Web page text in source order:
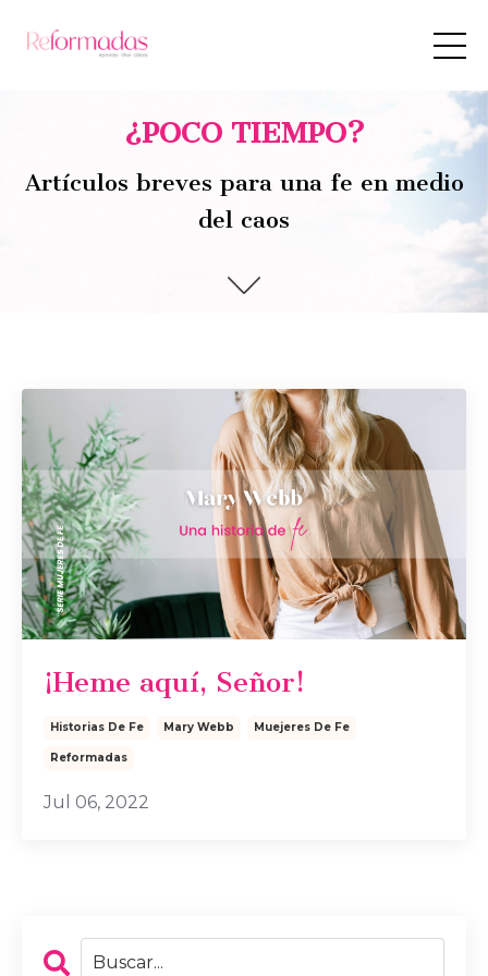
¿POCO TIEMPO?
Artículos breves para una fe en medio
del caos
¡Heme aquí, Señor!
Historias De Fe Mary Webb Muejeres De Fe
Reformadas
Jul 06, 2022